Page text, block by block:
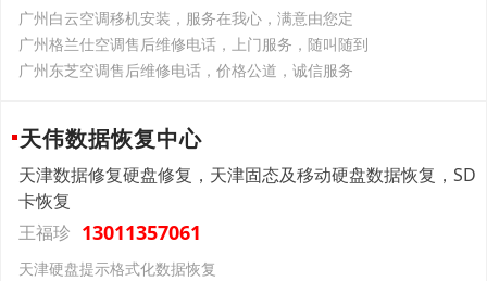
广州白云空调移机安装，服务在我心，满意由您定
广州格兰仕空调售后维修电话，上门服务，随叫随到
广州东芝空调售后维修电话，价格公道，诚信服务
天伟数据恢复中心
天津数据修复硬盘修复，天津固态及移动硬盘数据恢复，SD
卡恢复
王福珍 13011357061
天津硬盘提示格式化数据恢复